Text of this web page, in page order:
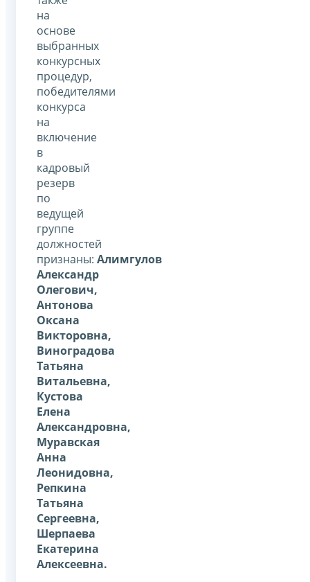
на
основе
выбранных
конкурсных
процедур,
победителями
конкурса
на
включение
в
кадровый
резерв
по
ведущей
группе
должностей
признаны: Алимгулов
Александр
Олегович,
Антонова
Оксана
Викторовна,
Виноградова
Татьяна
Витальевна,
Кустова
Елена
Александровна,
Муравская
Анна
Леонидовна,
Репкина
Татьяна
Сергеевна,
Шерпаева
Екатерина
Алексеевна.